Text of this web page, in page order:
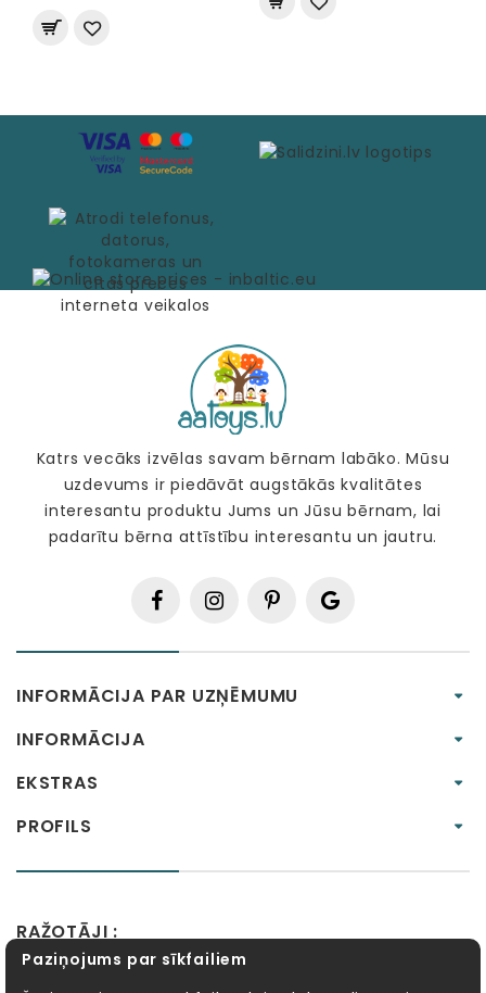
Katrs vecāks izvēlas savam bērnam labāko. Mūsu
uzdevums ir piedāvāt augstākās kvalitātes
interesantu produktu Jums un Jūsu bērnam, lai
padarītu bērna attīstību interesantu un jautru.
INFORMĀCIJA PAR UZŅĒMUMU
INFORMĀCIJA
EKSTRAS
PROFILS
RAŽOTĀJI :
Alexander Toys APLI kids
Paziņojums par sīkfailiem